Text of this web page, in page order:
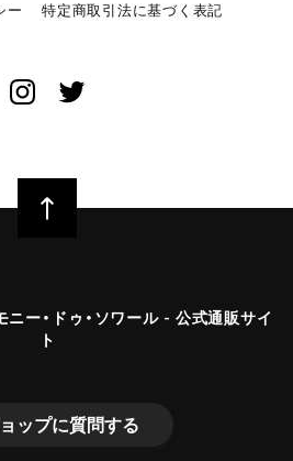
ー 特定商取引法に基づく表記
ー・ドゥ・ソワール - 公式通販サイ
ト
ップに質問する